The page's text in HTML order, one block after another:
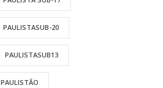
PAULISTASUB-20
PAULISTASUB13
PAULISTÃO